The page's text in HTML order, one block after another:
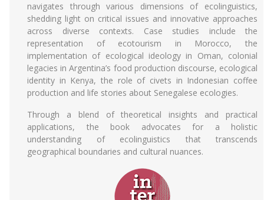
navigates through various dimensions of ecolinguistics,
shedding light on critical issues and innovative approaches
across diverse contexts. Case studies include the
representation of ecotourism in Morocco, the
implementation of ecological ideology in Oman, colonial
legacies in Argentina’s food production discourse, ecological
identity in Kenya, the role of civets in Indonesian coffee
production and life stories about Senegalese ecologies.
Through a blend of theoretical insights and practical
applications, the book advocates for a holistic
understanding of ecolinguistics that transcends
geographical boundaries and cultural nuances.